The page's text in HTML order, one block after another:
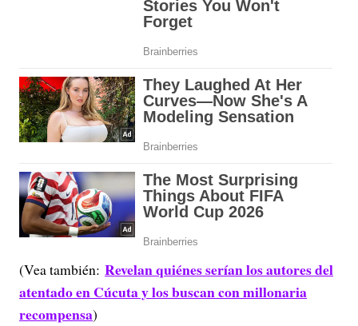
(Vea también: Revelan quiénes serían los autores del
atentado en Cúcuta y los buscan con millonaria
recompensa)